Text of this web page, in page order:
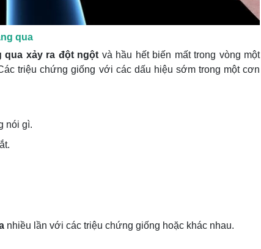
qua
qua xảy ra đột ngột và hầu hết biến mất trong vòng một
triệu chứng giống với các dấu hiệu sớm trong một cơn
nói gì.
nhiều lần với các triệu chứng giống hoặc khác nhau.